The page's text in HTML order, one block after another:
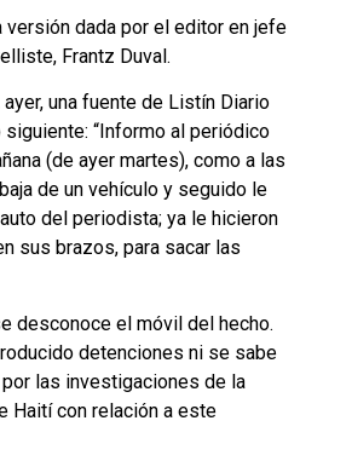
versión dada por el editor en jefe
Frantz Duval.
una fuente de Listín Diario
“Informo al periódico
(de ayer martes), como a las
de un vehículo y seguido le
del periodista; ya le hicieron
sus brazos, para sacar las
desconoce el móvil del hecho.
detenciones ni se sabe
las investigaciones de la
Haití con relación a este